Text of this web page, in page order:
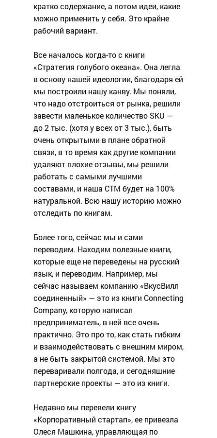
кратко содержание, а потом идеи, какие
можно применить у себя. Это крайне
рабочий вариант.
Все началось когда-то с книги
«Стратегия голубого океана». Она легла
в основу нашей идеологии, благодаря ей
мы построили нашу канву. Мы поняли,
что надо отстроиться от рынка, решили
завести маленькое количество SKU —
до 2 тыс. (хотя у всех от 3 тыс.), быть
очень открытыми в плане обратной
связи, в то время как другие компании
удаляют плохие отзывы, мы решили
работать с самыми лучшими
составами, и наша СТМ будет на 100%
натуральной. Всю нашу историю можно
отследить по книгам.
Более того, сейчас мы и сами
переводим. Находим полезные книги,
которые еще не переведены на русский
язык, и переводим. Например, мы
сейчас называем компанию «ВкусВилл
соединенный» — это из книги Connecting
Company, которую написал
предприниматель, в ней все очень
практично. Это про то, как стать гибким
и взаимодействовать с внешним миром,
а не быть закрытой системой. Мы это
переваривали полгода, и сегодняшние
партнерские проекты — это из книги.
Недавно мы перевели книгу
«Корпоративный стартап», ее привезла
Олеся Машкина, управляющая по